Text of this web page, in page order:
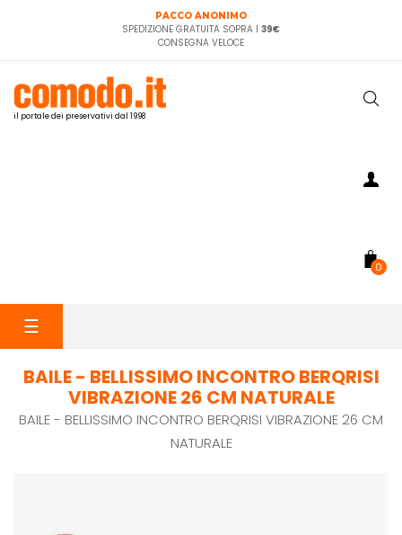
PACCO ANONIMO
SPEDIZIONE GRATUITA SOPRA I 39€
CONSEGNA VELOCE
il portale dei preservativi dal 1998
0
navigazione
☰
BAILE - BELLISSIMO INCONTRO BERQRISI
VIBRAZIONE 26 CM NATURALE
BAILE - BELLISSIMO INCONTRO BERQRISI VIBRAZIONE 26 CM
NATURALE